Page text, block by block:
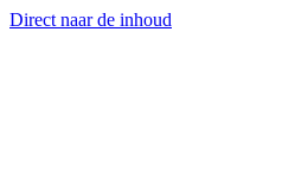
Direct naar de inhoud